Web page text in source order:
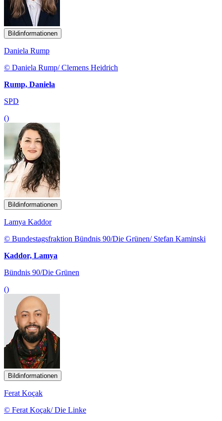
Bildinformationen
Daniela Rump
© Daniela Rump/ Clemens Heidrich
Rump, Daniela
SPD
()
Bildinformationen
Lamya Kaddor
© Bundestagsfraktion Bündnis 90/Die Grünen/ Stefan Kaminski
Kaddor, Lamya
Bündnis 90/Die Grünen
()
Bildinformationen
Ferat Koçak
© Ferat Koçak/ Die Linke